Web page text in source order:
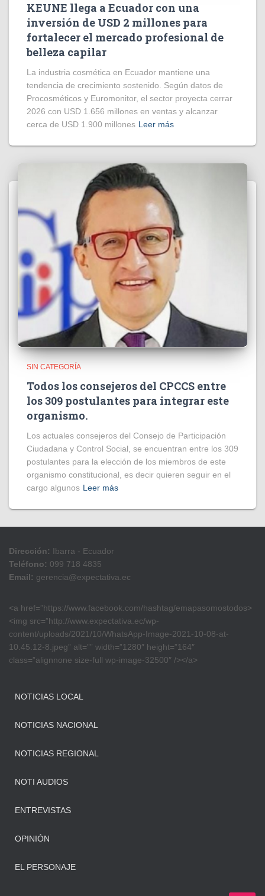
KEUNE llega a Ecuador con una
inversión de USD 2 millones para
fortalecer el mercado profesional de
belleza capilar
La industria cosmética en Ecuador mantiene una
tendencia de crecimiento sostenido. Según datos de
Procosméticos y Euromonitor, el sector proyecta cerrar
2026 con USD 1.656 millones en ventas y alcanzar
cerca de USD 1.900 millones Leer más
SIN CATEGORÍA
Todos los consejeros del CPCCS entre
los 309 postulantes para integrar este
organismo.
Los actuales consejeros del Consejo de Participación
Ciudadana y Control Social, se encuentran entre los 309
postulantes para la elección de los miembros de este
organismo constitucional, es decir quieren seguir en el
cargo algunos Leer más
Dirección: Ibarra - Ecuador
Teléfono: 099 718 4835
Email: gerencia@expectativa.ec
<a href=”https://www.facebook.com/hashtag/emapasomostodos>
<img src=”http://www.expectativa.ec/wp-
content/uploads/2021/10/WhatsApp-Image-2021-10-08-at-
10.45.12-8.jpeg” alt=”” width=”1280″ height=”164″
class=”alignnone size-full wp-image-32500″ /></a>
NOTICIAS LOCAL
NOTICIAS NACIONAL
NOTICIAS REGIONAL
NOTI AUDIOS
ENTREVISTAS
OPINIÓN
EL PERSONAJE